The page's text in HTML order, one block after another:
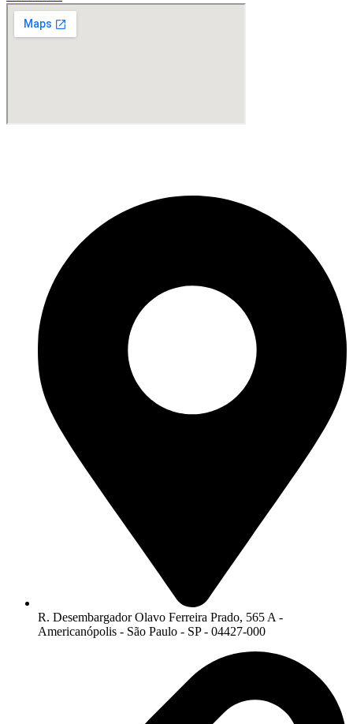
R. Desembargador Olavo Ferreira Prado, 565 A -
Americanópolis - São Paulo - SP - 04427-000